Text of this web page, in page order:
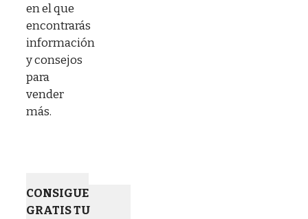
en el que
encontrarás
información
y consejos
para
vender
más.
CONSIGUE
GRATIS TU